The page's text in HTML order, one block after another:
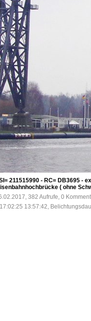
211515990 - RC= DB3695 -
( ohne
382 Aufrufe, 0
13:57:42,